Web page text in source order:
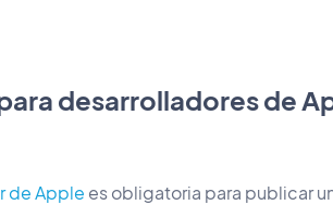
desarrolladores de
de Apple es obligatoria para publicar